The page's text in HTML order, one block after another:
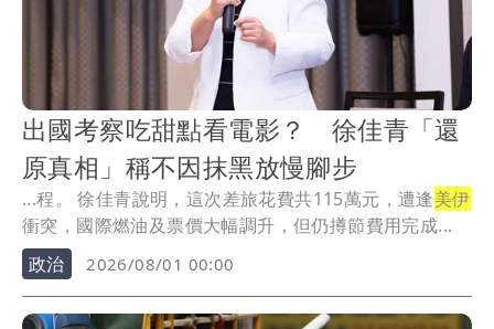
出國考察吃甜點看電影？ 徐佳青「還
原真相」稱不因抹黑放慢腳步
...程。 徐佳青說明，這次差旅花費共115萬元，遭逢美伊
衝突，國際燃油及票價大幅調升，但仍撙節費用完成...
政治
2026/08/01 00:00